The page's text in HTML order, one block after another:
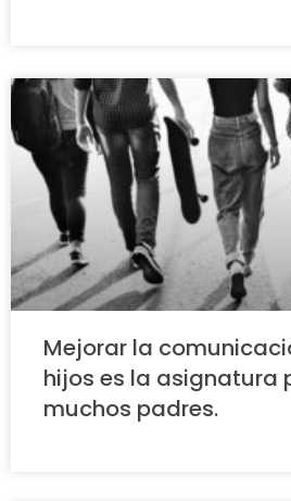
Mejorar la
hijos es la asignatura
muchos padres.